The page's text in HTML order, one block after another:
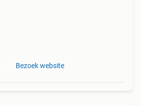
Bezoek website